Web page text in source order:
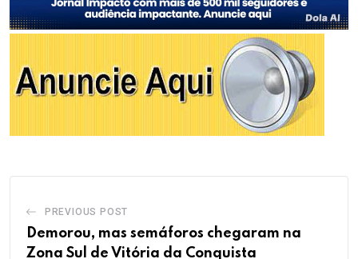
PREVIOUS POST
Demorou, mas semáforos chegaram na
Zona Sul de Vitória da Conquista